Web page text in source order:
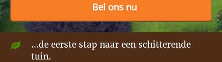
Bel ons nu
...de eerste stap naar een schitterende
tuin.